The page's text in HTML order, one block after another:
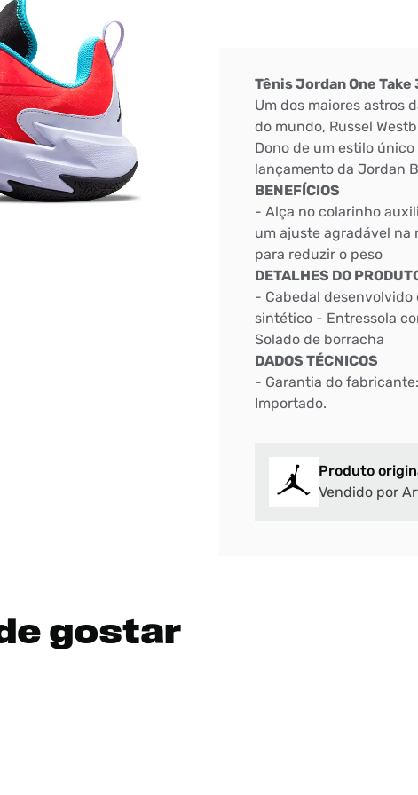
Tênis Jordan One Take
Um dos maiores astros
do mundo, Russel
Dono de um estilo
lançamento da Jordan
BENEFÍCIOS
- Alça no colarinho
um ajuste agradável na
para reduzir o peso
DETALHES DO
- Cabedal desenvolvido
sintético - Entressola
Solado de borracha
DADOS TÉCNICOS
- Garantia do
Importado.
Produto
Vendido por
gostar